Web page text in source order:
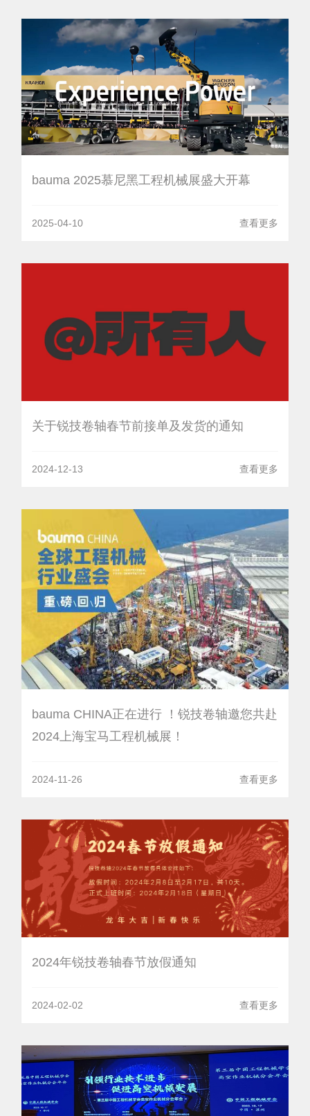
bauma 2025慕尼黑工程机械展盛大开幕
2025-04-10 查看更多
关于锐技卷轴春节前接单及发货的通知
2024-12-13 查看更多
bauma CHINA正在进行 ！锐技卷轴邀您共赴
2024上海宝马工程机械展！
2024-11-26 查看更多
2024年锐技卷轴春节放假通知
2024-02-02 查看更多